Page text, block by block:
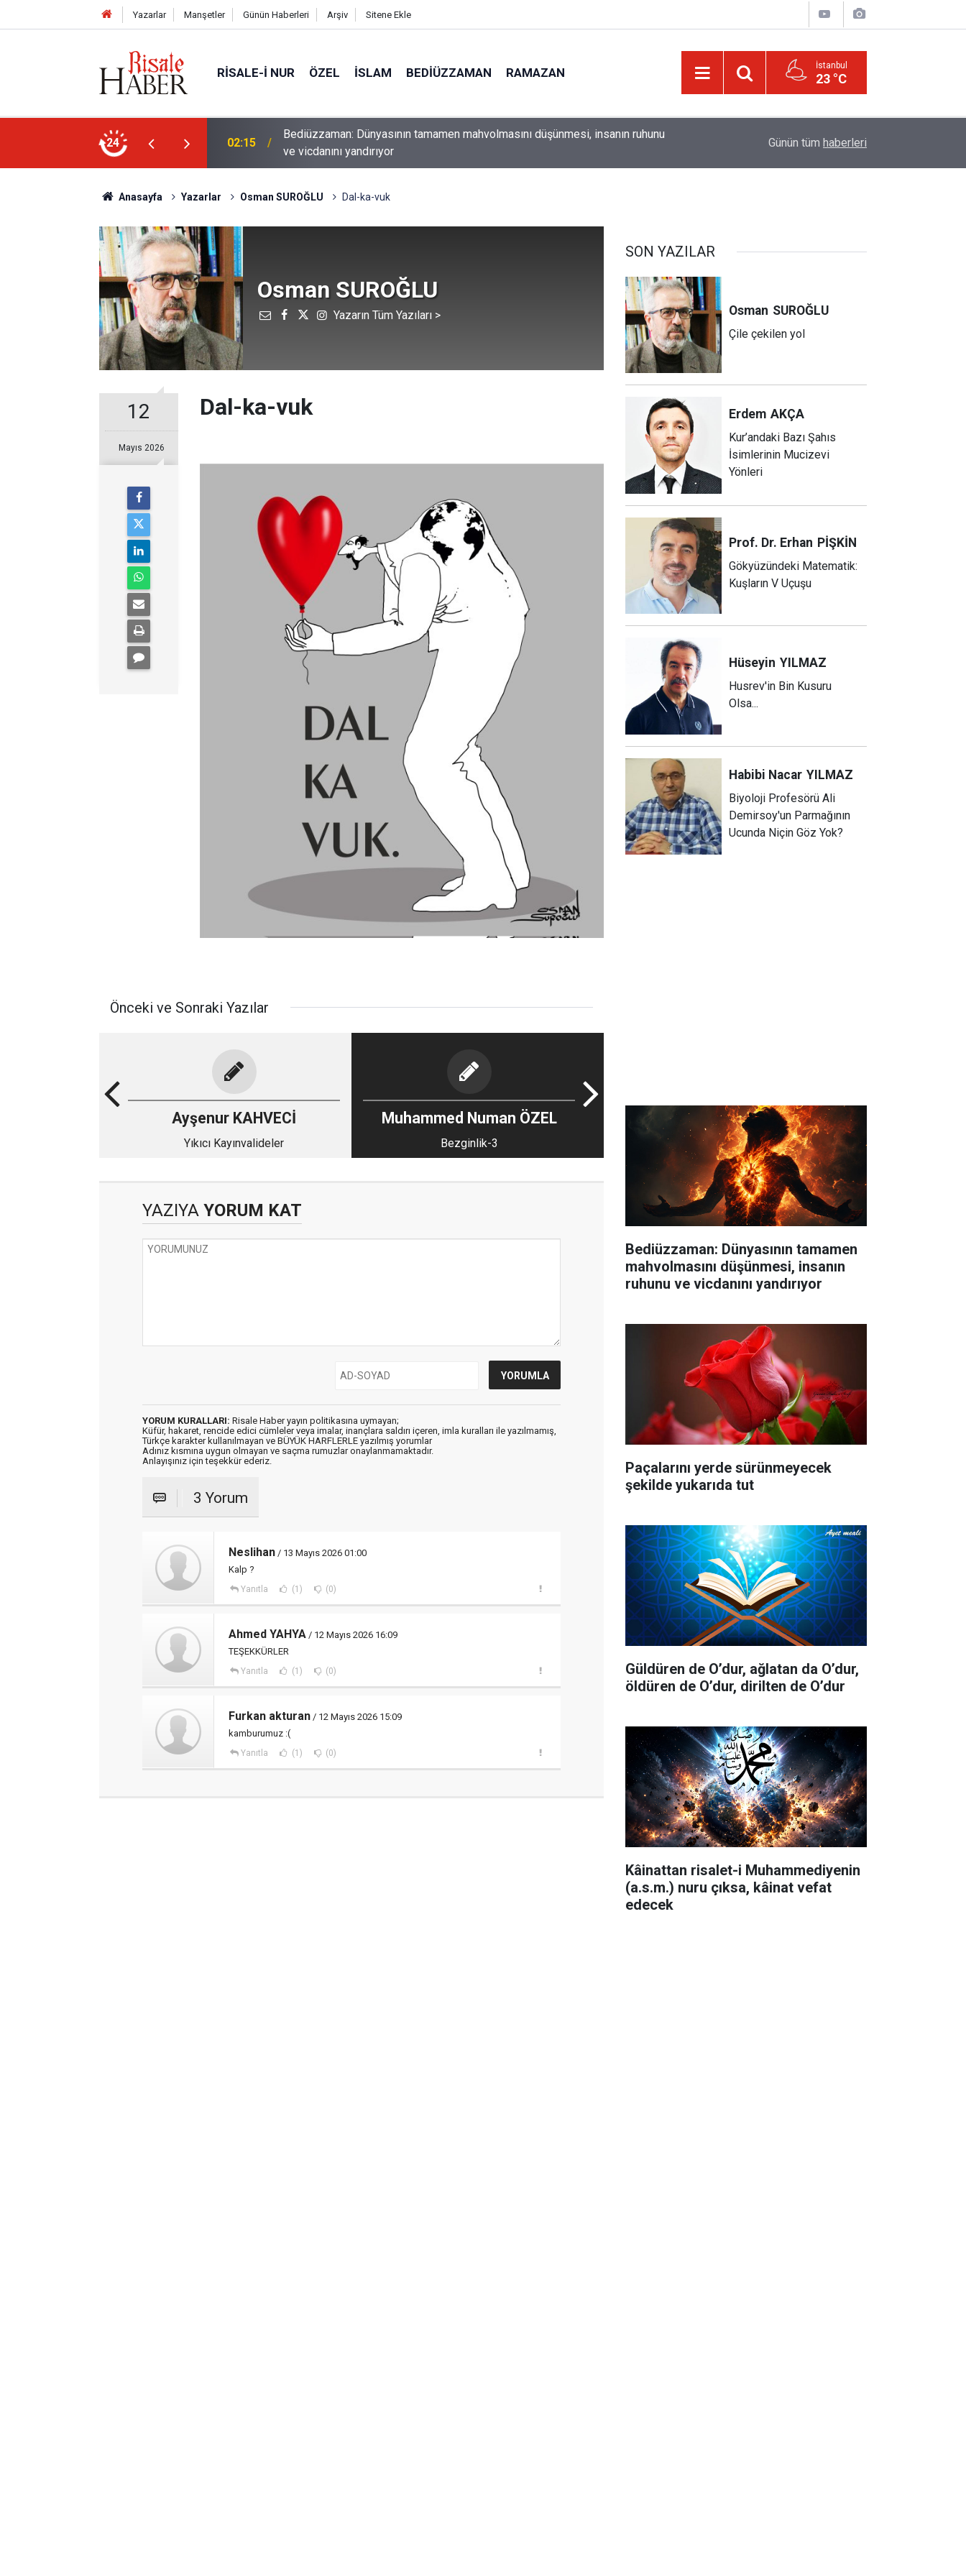
Yazarlar Manşetler Günün Haberleri Arşiv Sitene Ekle
RISALE-I NUR ÖZEL İSLAM BEDIÜZZAMAN RAMAZAN İstanbul
23 °C
24
mahvolmasını düşünmesi, insanın ruhunu
01:45 Paçalarını yerde sürünmeyecek şekilde yukarıda tut Güldüren de O’dur, ağlatan da O’dur, öldüren de
Günün tüm haberleri
Anasayfa Yazarlar Osman SUROĞLU Dal-ka-vuk
Osman SUROĞLU
Yazarın Tüm Yazıları >
12
Mayıs 2026
Dal-ka-vuk
Önceki ve Sonraki Yazılar
Ayşenur KAHVECİ
Yıkıcı Kayınvalideler
Muhammed Numan ÖZEL
Bezginlik-3
YAZIYA YORUM KAT
YORUM KURALLARI: Risale Haber yayın politikasına uymayan;
Küfür, hakaret, rencide edici cümleler veya imalar, inançlara saldırı içeren, imla kuralları ile yazılmamış,
Türkçe karakter kullanılmayan ve BÜYÜK HARFLERLE yazılmış yorumlar
Adınız kısmına uygun olmayan ve saçma rumuzlar onaylanmamaktadır.
Anlayışınız için teşekkür ederiz.
3 Yorum
Neslihan / 13 Mayıs 2026 01:00
Kalp ?
Yanıtla (1) (0)
Ahmed YAHYA / 12 Mayıs 2026 16:09
TEŞEKKÜRLER
Yanıtla (1) (0)
Furkan akturan / 12 Mayıs 2026 15:09
kamburumuz :(
Yanıtla (1) (0)
SON YAZILAR
Osman SUROĞLU
Çile çekilen yol
Erdem AKÇA
Kur’andaki Bazı Şahıs
İsimlerinin Mucizevi
Yönleri
Prof. Dr. Erhan PİŞKİN
Gökyüzündeki Matematik:
Kuşların V Uçuşu
Hüseyin YILMAZ
Husrev'in Bin Kusuru
Olsa...
Habibi Nacar YILMAZ
Biyoloji Profesörü Ali
Demirsoy'un Parmağının
Ucunda Niçin Göz Yok?
Bediüzzaman: Dünyasının tamamen
mahvolmasını düşünmesi, insanın
ruhunu ve vicdanını yandırıyor
Paçalarını yerde sürünmeyecek
şekilde yukarıda tut
Güldüren de O’dur, ağlatan da O’dur,
öldüren de O’dur, dirilten de O’dur
Kâinattan risalet-i Muhammediyenin
(a.s.m.) nuru çıksa, kâinat vefat
edecek